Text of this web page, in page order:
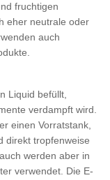
fruchtigen
eher neutrale oder
auch
Liquid befüllt,
verdampft wird.
einen Vorratstank,
direkt tropfenweise
werden aber in
verwendet. Die E-